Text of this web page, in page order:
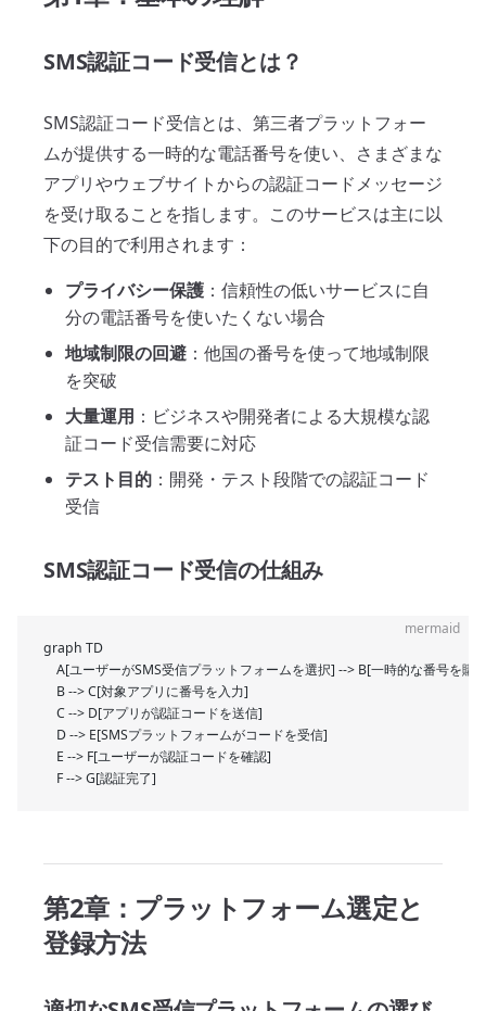
SMS認証コード受信とは？
SMS認証コード受信とは、第三者プラットフォー
ムが提供する一時的な電話番号を使い、さまざまな
アプリやウェブサイトからの認証コードメッセージ
を受け取ることを指します。このサービスは主に以
下の目的で利用されます：
プライバシー保護 ：信頼性の低いサービスに自
分の電話番号を使いたくない場合
地域制限の回避 ：他国の番号を使って地域制限
を突破
大量運用 ：ビジネスや開発者による大規模な認
証コード受信需要に対応
テスト目的 ：開発・テスト段階での認証コード
受信
SMS認証コード受信の仕組み
mermaid
graph TD
A[ユーザーがSMS受信プラットフォームを選択] --> B[一時的な番号を購
    B --> C[対象アプリに番号を入力]
    C --> D[アプリが認証コードを送信]
    D --> E[SMSプラットフォームがコードを受信]
    E --> F[ユーザーが認証コードを確認]
    F --> G[認証完了]
第2章：プラットフォーム選定と
登録方法